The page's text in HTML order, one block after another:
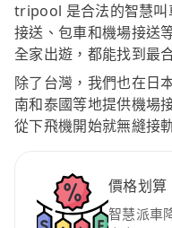
tripool 是合法的智慧叫
接送、包車和機場接送
全家出遊，都能找到最
除了台灣，我們也在日
南和泰國等地提供機場
從下飛機開始就無縫接
價格划算
智慧派車